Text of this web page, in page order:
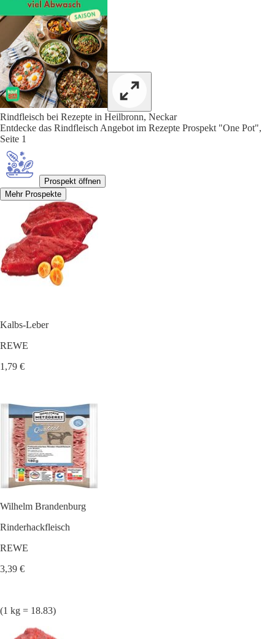
Rindfleisch bei Rezepte in Heilbronn, Neckar
Entdecke das Rindfleisch Angebot im Rezepte Prospekt "One Pot",
Seite 1
Prospekt öffnen
Mehr Prospekte
Kalbs-Leber
REWE
1,79 €
Wilhelm Brandenburg
Rinderhackfleisch
REWE
3,39 €
(1 kg = 18.83)